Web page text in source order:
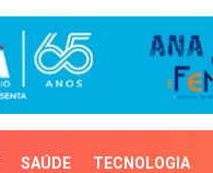
SAÚDE TECNOLOGIA